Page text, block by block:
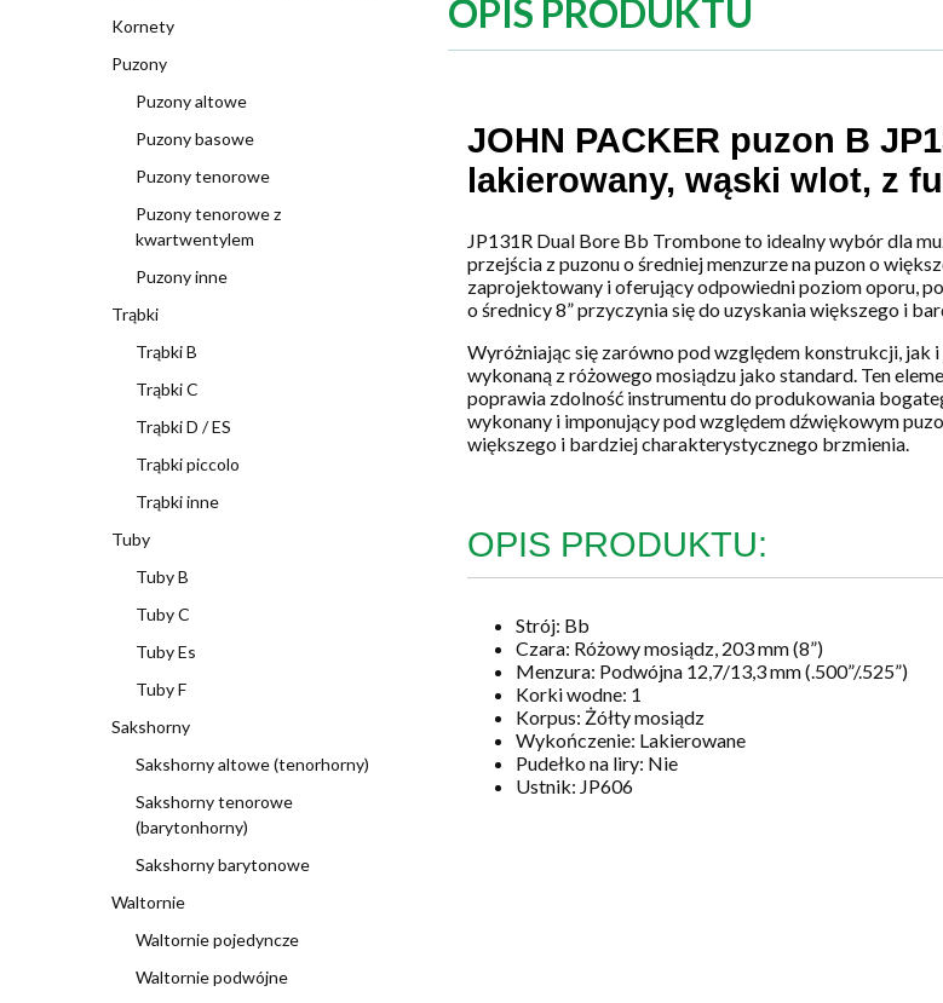
Kornety
Puzony
Puzony altowe
Puzony basowe
Puzony tenorowe
Puzony tenorowe z
kwartwentylem
Puzony inne
Trąbki
Trąbki B
Trąbki C
Trąbki D / ES
Trąbki piccolo
Trąbki inne
Tuby
Tuby B
Tuby C
Tuby Es
Tuby F
Sakshorny
Sakshorny altowe (tenorhorny)
Sakshorny tenorowe
(barytonhorny)
Sakshorny barytonowe
Waltornie
Waltornie pojedyncze
Waltornie podwójne
OPIS PRODUKTU
JOHN PACKER puzon B
lakierowany, wąski wlot, z
JP131R Dual Bore Bb Trombone to idealny wybór dla
przejścia z puzonu o średniej menzurze na puzon o
zaprojektowany i oferujący odpowiedni poziom oporu,
o średnicy 8” przyczynia się do uzyskania większego i
Wyróżniając się zarówno pod względem konstrukcji, jak
wykonaną z różowego mosiądzu jako standard. Ten
poprawia zdolność instrumentu do produkowania
wykonany i imponujący pod względem dźwiękowym
większego i bardziej charakterystycznego brzmienia.
OPIS PRODUKTU:
Strój: Bb
Czara: Różowy mosiądz, 203 mm (8”)
Menzura: Podwójna 12,7/13,3 mm (.500”/.525”)
Korki wodne: 1
Korpus: Żółty mosiądz
Wykończenie: Lakierowane
Pudełko na liry: Nie
Ustnik: JP606